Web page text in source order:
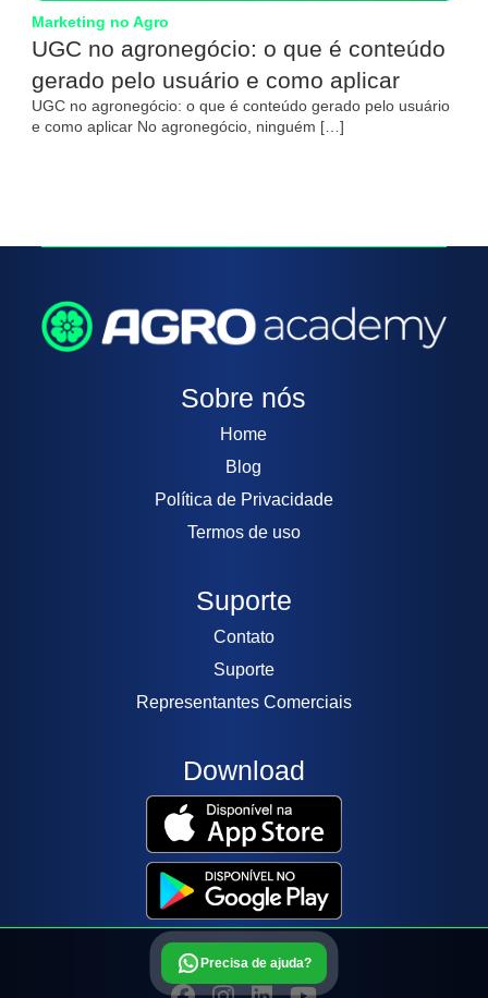
Marketing no Agro
UGC no agronegócio: o que é conteúdo
gerado pelo usuário e como aplicar
UGC no agronegócio: o que é conteúdo gerado pelo usuário
e como aplicar No agronegócio, ninguém […]
Precisa de ajuda?
Sobre nós
Home
Blog
Política de Privacidade
Termos de uso
Suporte
Contato
Suporte
Representantes Comerciais
Download